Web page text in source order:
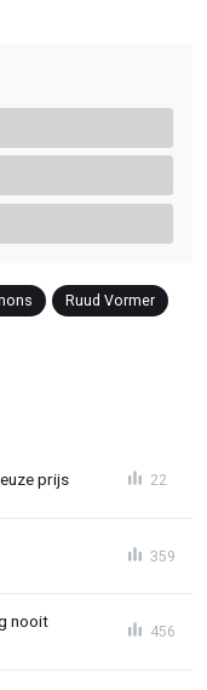
Ruud Vormer
prijs 22
359
nooit
456